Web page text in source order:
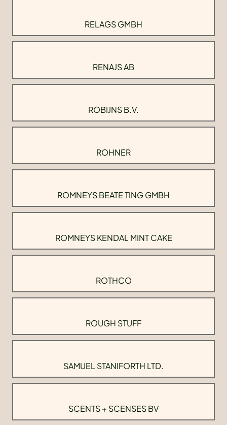
RELAGS GMBH
RENAJS AB
ROBIJNS B.V.
ROHNER
ROMNEYS BEATE TING GMBH
ROMNEYS KENDAL MINT CAKE
ROTHCO
ROUGH STUFF
SAMUEL STANIFORTH LTD.
SCENTS + SCENSES BV